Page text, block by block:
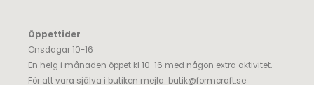
Öppettider
Onsdagar 10-16
En helg i månaden öppet kl 10-16 med någon extra aktivitet.
För att vara själva i butiken mejla: butik@formcraft.se